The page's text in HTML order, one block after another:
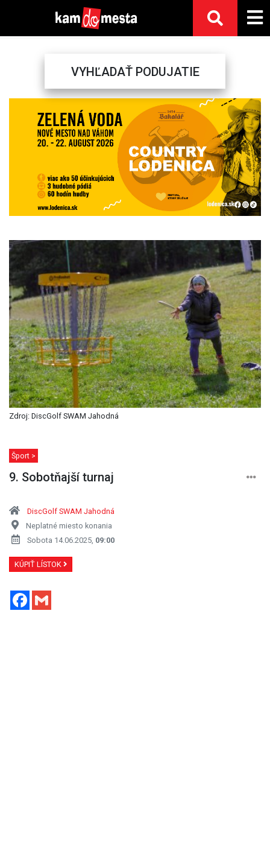
VYHĽADAŤ PODUJATIE
Next
Zdroj: DiscGolf SWAM Jahodná
Šport >
9. Sobotňajší turnaj
DiscGolf SWAM Jahodná
Neplatné miesto konania
Sobota 14.06.2025, 09:00
KÚPIŤ LÍSTOK
Facebook